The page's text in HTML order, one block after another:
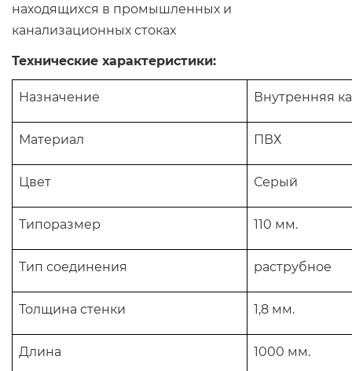
находящихся в промышленных и
канализационных стоках
Технические характеристики:
Назначение Внутренняя
Материал ПВХ
Цвет Серый
Типоразмер 110 мм.
Тип соединения раструбное
Толщина стенки 1,8 мм.
Длина 1000 мм.